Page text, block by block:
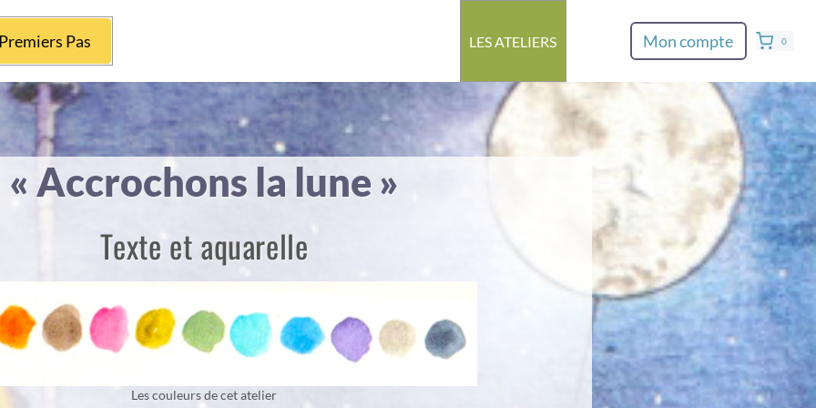
Premiers Pas LES ATELIERS Mon compte 0
« Accrochons la lune »
Texte et aquarelle
Les couleurs de cet atelier